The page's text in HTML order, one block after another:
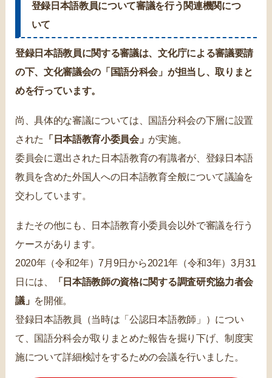
登録日本語教員について審議を行う関連機関につ
いて
登録日本語教員に関する審議は、文化庁による審議要請
の下、文化審議会の「国語分科会」が担当し、取りまと
めを行っています。
尚、具体的な審議については、国語分科会の下層に設置
された
「日本語教育小委員会」 が実施。
委員会に選出された日本語教育の有識者が、登録日本語
教員を含めた外国人への日本語教育全般について議論を
交わしています。
またその他にも、日本語教育小委員会以外で審議を行う
ケースがあります。
2020年（令和2年）7月9日から2021年（令和3年）3月31
日には、
「日本語教師の資格に関する調査研究協力者会
議」 を開催。
登録日本語教員（当時は「公認日本語教師」）につい
て、国語分科会が取りまとめた報告を掘り下げ、制度実
施について詳細検討をするための会議を行いました。